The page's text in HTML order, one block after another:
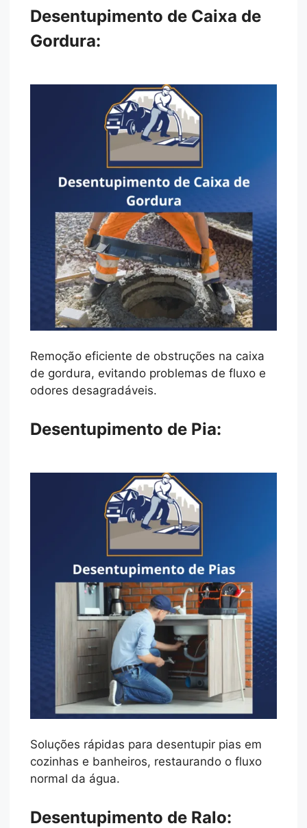
Desentupimento de Caixa de
Gordura:
Remoção eficiente de obstruções na caixa
de gordura, evitando problemas de fluxo e
odores desagradáveis.
Desentupimento de Pia:
Soluções rápidas para desentupir pias em
cozinhas e banheiros, restaurando o fluxo
normal da água.
Desentupimento de Ralo: